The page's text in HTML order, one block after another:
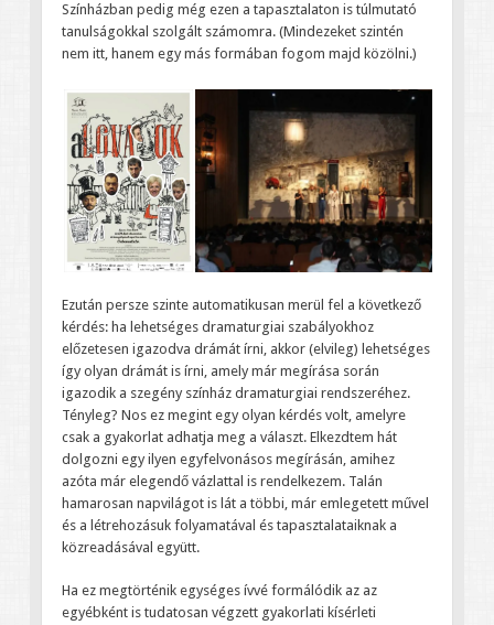
Színházban pedig még ezen a tapasztalaton is túlmutató
tanulságokkal szolgált számomra. (Mindezeket szintén
nem itt, hanem egy más formában fogom majd közölni.)
Ezután persze szinte automatikusan merül fel a következő
kérdés: ha lehetséges dramaturgiai szabályokhoz
előzetesen igazodva drámát írni, akkor (elvileg) lehetséges
így olyan drámát is írni, amely már megírása során
igazodik a szegény színház dramaturgiai rendszeréhez.
Tényleg? Nos ez megint egy olyan kérdés volt, amelyre
csak a gyakorlat adhatja meg a választ. Elkezdtem hát
dolgozni egy ilyen egyfelvonásos megírásán, amihez
azóta már elegendő vázlattal is rendelkezem. Talán
hamarosan napvilágot is lát a többi, már emlegetett művel
és a létrehozásuk folyamatával és tapasztalataiknak a
közreadásával együtt.
Ha ez megtörténik egységes ívvé formálódik az az
egyébként is tudatosan végzett gyakorlati kísérleti